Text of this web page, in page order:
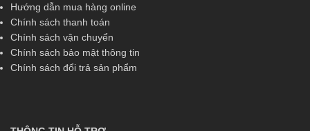
Hướng dẫn mua hàng online
Chính sách thanh toán
Chính sách vận chuyển
Chính sách bảo mật thông tin
Chính sách đổi trả sản phẩm